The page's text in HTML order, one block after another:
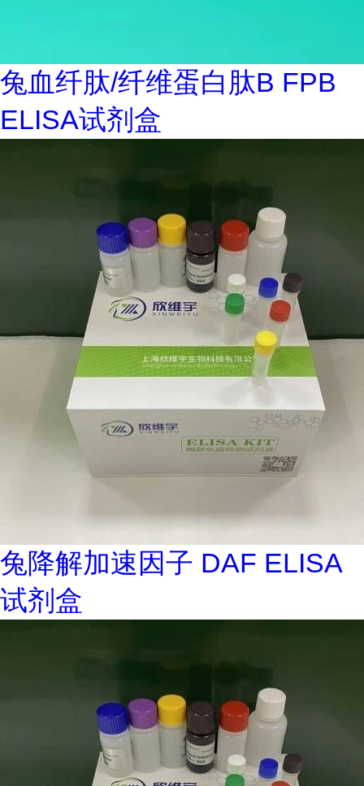
兔血纤肽/纤维蛋白肽B FPB
ELISA试剂盒
兔降解加速因子 DAF ELISA
试剂盒